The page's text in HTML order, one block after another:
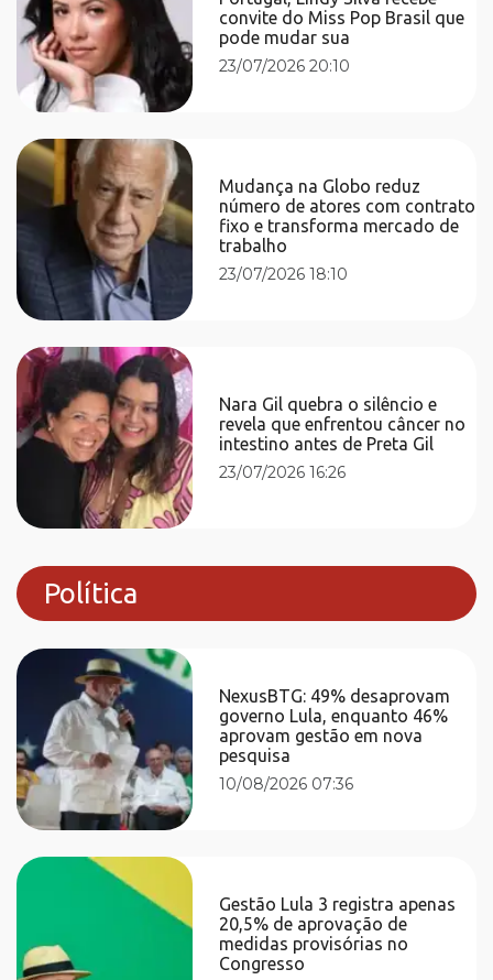
convite do Miss Pop Brasil que
pode mudar sua
23/07/2026 20:10
Mudança na Globo reduz
número de atores com contrato
fixo e transforma mercado de
trabalho
23/07/2026 18:10
Nara Gil quebra o silêncio e
revela que enfrentou câncer no
intestino antes de Preta Gil
23/07/2026 16:26
Política
NexusBTG: 49% desaprovam
governo Lula, enquanto 46%
aprovam gestão em nova
pesquisa
10/08/2026 07:36
Gestão Lula 3 registra apenas
20,5% de aprovação de
medidas provisórias no
Congresso